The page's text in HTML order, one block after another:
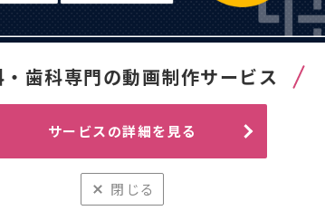
介
・歯科専門の動画制作サービス
サービスの詳細を見る
閉じる